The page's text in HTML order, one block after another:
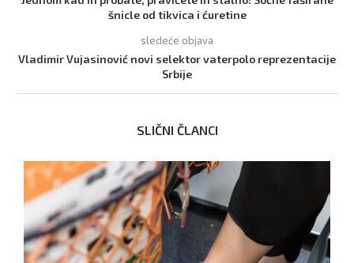
šnicle od tikvica i ćuretine
sledeće objava
Vladimir Vujasinović novi selektor vaterpolo reprezentacije
Srbije
SLIČNI ČLANCI